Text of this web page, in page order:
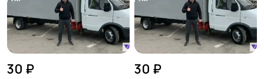
30 ₽ 30 ₽